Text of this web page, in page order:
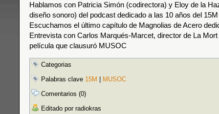
Hablamos con Patricia Simón (codirectora) y Eloy de la
diseño sonoro) del podcast dedicado a las 10 años del 15M
Escuchamos el último capítulo de Magnolias de Acero
Entrevista con Carlos Marqués-Marcet, director de La
película que clausuró MUSOC
Categorias
Palabras clave 15M
MUSOC
Comentarios (0)
Editado por radiokras